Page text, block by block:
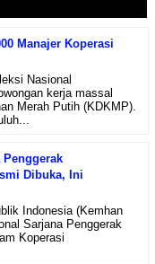
Manajer Koperasi
Nasional
kerja massal
Merah Putih (KDKMP).
Penggerak
Dibuka, Ini
Indonesia (Kemhan
Sarjana Penggerak
Koperasi